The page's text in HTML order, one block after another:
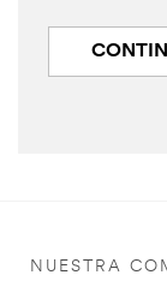
CONTINÚE SU
NUESTRA